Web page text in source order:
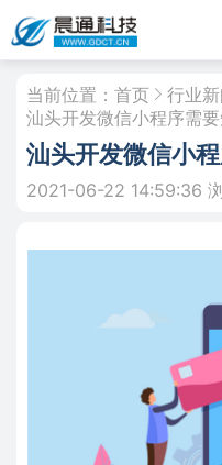
当前位置： 首页
行业
汕头开发微信小程序需
汕头开发微信小
2021-06-22 14:59:36